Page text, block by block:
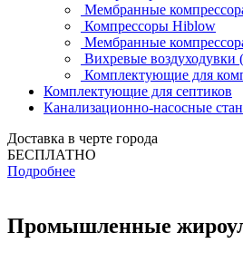
Мембранные
Компрессоры Hiblow
Мембранные
Вихревые
Комплектующие для
Комплектующие для септиков
Канализационно-насосные
Доставка в черте города
БЕСПЛАТНО
Подробнее
Промышленные